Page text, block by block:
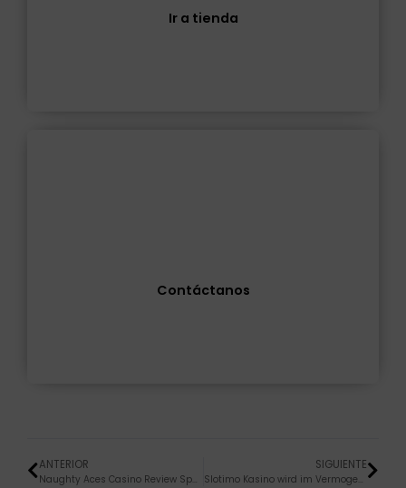
Ir a tienda
Contáctanos
ANTERIOR
Naughty Aces Casino Review Specialist & User Ratings 2026
SIGUIENTE
Slotimo Kasino wird im Vermogen und betrieben von Bellona Stickstoffgas